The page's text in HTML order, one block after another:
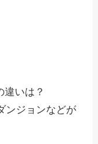
違いは？
ンジョンなどが